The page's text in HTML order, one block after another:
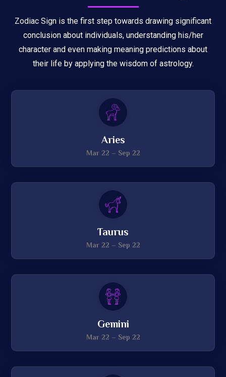
Zodiac Sign is the first step towards drawing significant
conclusion about individuals, understanding his/her
character and even making meaning predictions about
their life by applying the wisdom of astrology.
Aries
Mar 22 – Sep 22
Taurus
Mar 22 – Sep 22
Gemini
Mar 22 – Sep 22